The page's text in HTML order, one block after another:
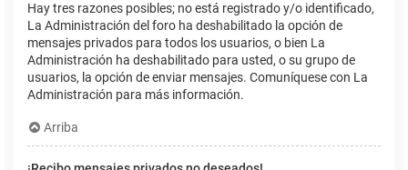
Hay tres razones posibles; no está registrado y/o identificado,
La Administración del foro ha deshabilitado la opción de
mensajes privados para todos los usuarios, o bien La
Administración ha deshabilitado para usted, o su grupo de
usuarios, la opción de enviar mensajes. Comuníquese con La
Administración para más información.
Arriba